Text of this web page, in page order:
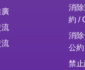
廣
流
流
消
約 /
消
公
禁